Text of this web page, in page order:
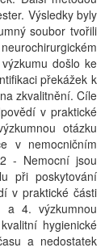
Výsledky byly
soubor tvořili
došlo ke
překážek k
zkvalitnění. Cíle
v praktické
otázku
v nemocničním
- Nemocní jsou
při poskytování
v praktické části
a 4. výzkumnou
hygienické
a nedostatek